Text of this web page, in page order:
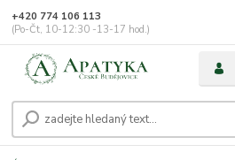
+420 774 106 113
(Po-Čt, 10-12:30 -13-17 hod.)